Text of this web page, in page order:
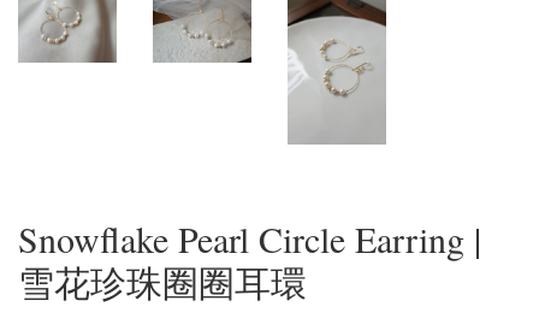
Snowflake Pearl Circle Earring |
雪花珍珠圈圈耳環